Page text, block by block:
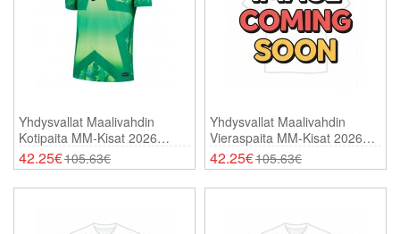
Yhdysvallat Maalivahdin
Kotipaita MM-Kisat 2026
Lyhythihainen
42.25€105.63€
Yhdysvallat Maalivahdin
Vieraspaita MM-Kisat 2026
Lyhythihainen
42.25€105.63€